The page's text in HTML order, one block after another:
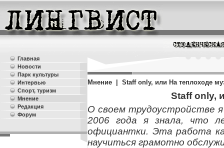
Главная
Новости
Парк культуры
Интервью
Спорт, туризм
Мнение
Редакция
Форум
Мнение | Staff only, или На теплоходе
Staff only,
О своем трудоустройстве
2006 года я знала, что
официантки. Эта работа
научиться грамотно